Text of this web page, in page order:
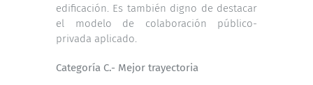
edificación. Es también digno de destacar
el modelo de colaboración público-
privada aplicado.
Categoría C.- Mejor trayectoria